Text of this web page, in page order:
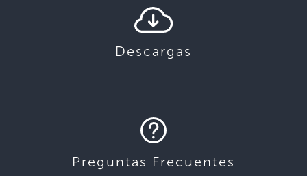
Descargas
Preguntas Frecuentes